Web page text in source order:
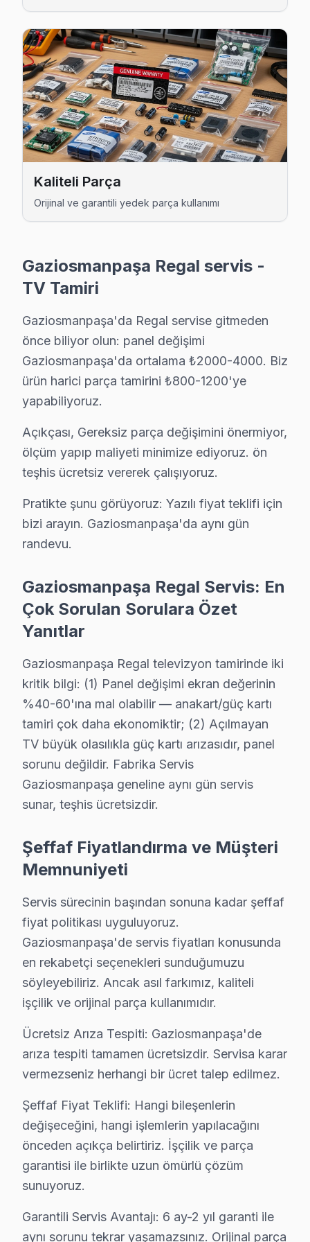
Yıldıztabya Regal Servis
Yıldıztabya'deki Regal TV kullanıcılarına ikinci el cihaz
Yıldıztabya Regal Açılmıyor Arıza →
Gaziosmanpaşa Regal TV Servis Hizmet
Gaziosmanpaşa bölgesine kapıya gelen Regal TV tamir
Regal Uzman Teknisyen Ekibi — Gaziosmanpaşa
Serkan Y. — Regal Servis Uzmanı
· Regal fabrika servis sertifikası
· Orijinal ve OEM yedek parça tedarikçisi
· 2010'dan günümüze tüm Regal modelleri
Gaziosmanpaşa Servis İstatistikleri
· Gaziosmanpaşa'de
510+
Regal TV tamiri
· Müşteri memnuniyeti%97
· Ortalama tamir süresi:
Bu sayfayla ilgili hizmet sayfaları:
↑ Regal Servis Ana Sayfası
↑ Gaziosmanpaşa TV Servis Merkezi
Gaziosmanpaşa Yakın İlçelerde Regal Servisi
· Arnavutköy Regal
· Avcılar Regal
· Bağcılar Regal
· Bahçelievler Regal
· Bakırköy Regal
· Başakşehir Regal
· Bayrampaşa Regal
· Beşiktaş Regal
Gaziosmanpaşa Diğer Marka Servisleri
· Gaziosmanpaşa Sony
· Gaziosmanpaşa Philips
· Gaziosmanpaşa Samsung
· Gaziosmanpaşa LG
· Gaziosmanpaşa Panasonic
· Gaziosmanpaşa Toshiba
Kaliteli Parça
Orijinal ve garantili yedek parça kullanımı
Gaziosmanpaşa Regal servis -
TV Tamiri
Gaziosmanpaşa'da Regal servise gitmeden
önce biliyor olun: panel değişimi
Gaziosmanpaşa'da ortalama ₺2000-4000. Biz
ürün harici parça tamirini ₺800-1200'ye
yapabiliyoruz.
Açıkçası, Gereksiz parça değişimini önermiyor,
ölçüm yapıp maliyeti minimize ediyoruz. ön
teşhis ücretsiz vererek çalışıyoruz.
Pratikte şunu görüyoruz: Yazılı fiyat teklifi için
bizi arayın. Gaziosmanpaşa'da aynı gün
randevu.
Gaziosmanpaşa Regal Servis: En
Çok Sorulan Sorulara Özet
Yanıtlar
Gaziosmanpaşa Regal televizyon tamirinde iki
kritik bilgi: (1) Panel değişimi ekran değerinin
%40-60'ına mal olabilir — anakart/güç kartı
tamiri çok daha ekonomiktir; (2) Açılmayan
TV büyük olasılıkla güç kartı arızasıdır, panel
sorunu değildir. Fabrika Servis
Gaziosmanpaşa geneline aynı gün servis
sunar, teşhis ücretsizdir.
Şeffaf Fiyatlandırma ve Müşteri
Memnuniyeti
Servis sürecinin başından sonuna kadar şeffaf
fiyat politikası uyguluyoruz.
Gaziosmanpaşa'de servis fiyatları konusunda
en rekabetçi seçenekleri sunduğumuzu
söyleyebiliriz. Ancak asıl farkımız, kaliteli
işçilik ve orijinal parça kullanımıdır.
Ücretsiz Arıza Tespiti: Gaziosmanpaşa'de
arıza tespiti tamamen ücretsizdir. Servisa karar
vermezseniz herhangi bir ücret talep edilmez.
Şeffaf Fiyat Teklifi: Hangi bileşenlerin
değişeceğini, hangi işlemlerin yapılacağını
önceden açıkça belirtiriz. İşçilik ve parça
garantisi ile birlikte uzun ömürlü çözüm
sunuyoruz.
Garantili Servis Avantajı: 6 ay-2 yıl garanti ile
aynı sorunu tekrar yaşamazsınız. Orijinal parça